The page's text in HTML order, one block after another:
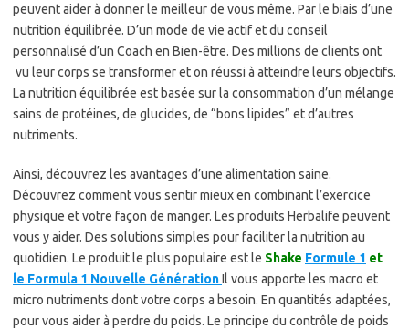
peuvent aider à donner le meilleur de vous même. Par le biais d’une
nutrition équilibrée. D’un mode de vie actif et du conseil
personnalisé d’un Coach en Bien-être. Des millions de clients ont
vu leur corps se transformer et on réussi à atteindre leurs objectifs.
La nutrition équilibrée est basée sur la consommation d’un mélange
sains de protéines, de glucides, de “bons lipides” et d’autres
nutriments.
Ainsi, découvrez les avantages d’une alimentation saine.
Découvrez comment vous sentir mieux en combinant l’exercice
physique et votre façon de manger. Les produits Herbalife peuvent
vous y aider. Des solutions simples pour faciliter la nutrition au
quotidien. Le produit le plus populaire est le Shake Formule 1 et
le Formula 1 Nouvelle GénérationIl vous apporte les macro et
micro nutriments dont votre corps a besoin. En quantités adaptées,
pour vous aider à perdre du poids. Le principe du contrôle de poids